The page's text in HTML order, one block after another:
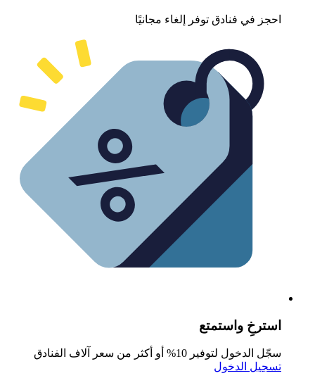
في فنادق توفر إلغاء مجانيًا
واستمتع
الدخول لتوفير 10% أو أكثر من سعر آلاف الفنادق
الدخول